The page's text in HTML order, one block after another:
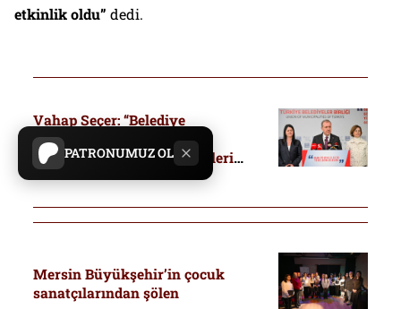
PATRONUMUZ OL
etkinlik oldu” dedi.
Vahap Seçer: “Belediye
başkanlarımızın yalnızca
şahısları değil; temsil ettikleri
milyonlarca yurttaşın iradesi de
Mersin Büyükşehir’in çocuk
sanatçılarından şölen